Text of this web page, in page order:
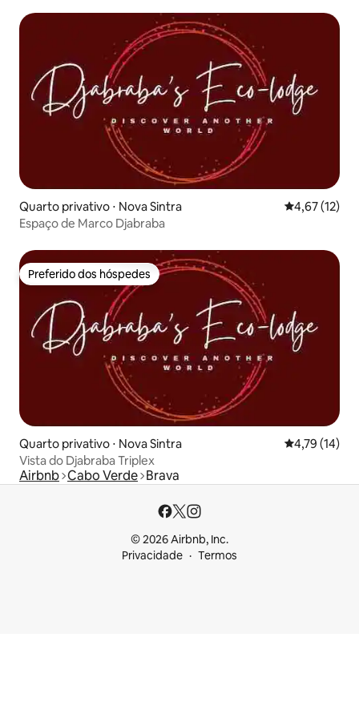
Quarto privativo ⋅ Nova Sintra 4,67 de uma
4,67 (12)
Espaço de Marco Djabraba
Preferido dos hóspedes
Preferido dos hóspedes
Quarto privativo ⋅ Nova Sintra 4,79 de uma
4,79 (14)
Vista do Djabraba Triplex
Airbnb Cabo Verde Brava
© 2026 Airbnb, Inc.
Privacidade
Termos